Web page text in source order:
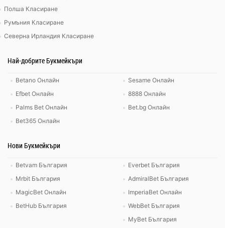
Полша Класиране
Румъния Класиране
Северна Ирландия Класиране
Най-добрите Букмейкъри
Betano Онлайн
Efbet Онлайн
Palms Bet Онлайн
Bet365 Онлайн
Sesame Онлайн
8888 Онлайн
Bet.bg Онлайн
Нови Букмейкъри
Betvam България
Mrbit България
MagicBet Онлайн
BetHub България
Everbet България
AdmiralBet България
ImperiaBet Онлайн
WebBet България
MyBet България